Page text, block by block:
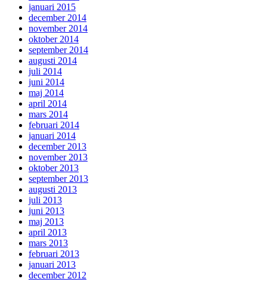
januari 2015
december 2014
november 2014
oktober 2014
september 2014
augusti 2014
juli 2014
juni 2014
maj 2014
april 2014
mars 2014
februari 2014
januari 2014
december 2013
november 2013
oktober 2013
september 2013
augusti 2013
juli 2013
juni 2013
maj 2013
april 2013
mars 2013
februari 2013
januari 2013
december 2012